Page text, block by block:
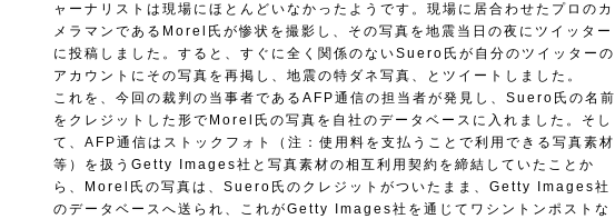
ャーナリストは現場にほとんどいなかったようです。現場に居合わせたプロのカ
メラマンであるMorel氏が惨状を撮影し、その写真を地震当日の夜にツイッター
に投稿しました。すると、すぐに全く関係のないSuero氏が自分のツイッターの
アカウントにその写真を再掲し、地震の特ダネ写真、とツイートしました。
これを、今回の裁判の当事者であるAFP通信の担当者が発見し、Suero氏の名前
をクレジットした形でMorel氏の写真を自社のデータベースに入れました。そし
て、AFP通信はストックフォト（注：使用料を支払うことで利用できる写真素材
等）を扱うGetty Images社と写真素材の相互利用契約を締結していたことか
ら、Morel氏の写真は、Suero氏のクレジットがついたまま、Getty Images社
のデータベースへ送られ、これがGetty Images社を通じてワシントンポストな